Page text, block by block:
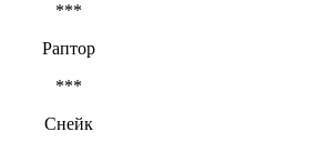
***
Раптор
***
Снейк